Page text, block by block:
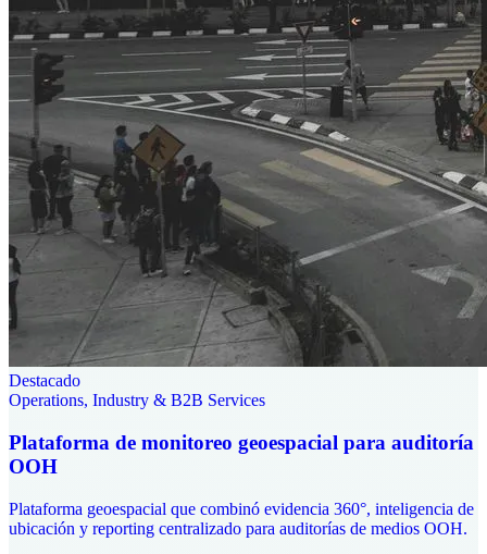
Destacado
Operations, Industry & B2B Services
Plataforma de monitoreo geoespacial para auditoría
OOH
Plataforma geoespacial que combinó evidencia 360°, inteligencia de
ubicación y reporting centralizado para auditorías de medios OOH.